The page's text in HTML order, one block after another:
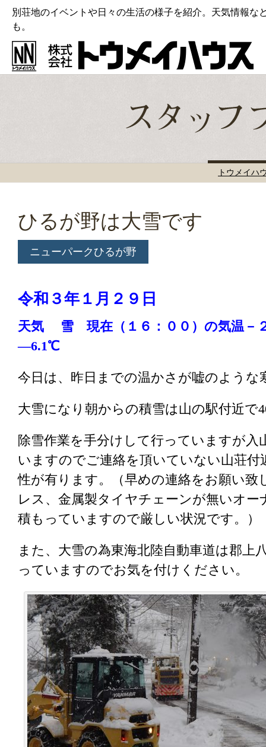
別荘地のイベントや日々の生活の様子を紹介。天気情報な
も。
トウメイハ
ひるが野は大雪です
ニューパークひるが野
令和３年１ 月２９日
天気 雪 現在（１６：００ ）の気温
―6.1℃
今日は、昨日までの温かさが嘘のような
大雪になり朝からの積雪は山の駅付近で
除雪作業を手分けして行っていますが
いますのでご連絡を頂いていない山荘
性が有ります。（早めの連絡をお願い
レス、金属製タイヤチェーンが無いオ
積もっていますので厳しい状況です。）
また、大雪の為東海北陸自動車道は郡上
っていますのでお気を付けください。